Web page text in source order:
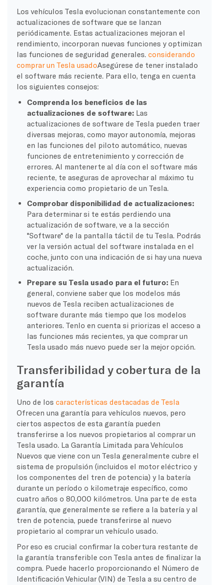
Los vehículos Tesla evolucionan constantemente con
actualizaciones de software que se lanzan
periódicamente. Estas actualizaciones mejoran el
rendimiento, incorporan nuevas funciones y optimizan
las funciones de seguridad generales. considerando
comprar un Tesla usadoAsegúrese de tener instalado
el software más reciente. Para ello, tenga en cuenta
los siguientes consejos:
Comprenda los beneficios de las
actualizaciones de software: Las
actualizaciones de software de Tesla pueden traer
diversas mejoras, como mayor autonomía, mejoras
en las funciones del piloto automático, nuevas
funciones de entretenimiento y corrección de
errores. Al mantenerte al día con el software más
reciente, te aseguras de aprovechar al máximo tu
experiencia como propietario de un Tesla.
Comprobar disponibilidad de actualizaciones:
Para determinar si te estás perdiendo una
actualización de software, ve a la sección
"Software" de la pantalla táctil de tu Tesla. Podrás
ver la versión actual del software instalada en el
coche, junto con una indicación de si hay una nueva
actualización.
Prepare su Tesla usado para el futuro: En
general, conviene saber que los modelos más
nuevos de Tesla reciben actualizaciones de
software durante más tiempo que los modelos
anteriores. Tenlo en cuenta si priorizas el acceso a
las funciones más recientes, ya que comprar un
Tesla usado más nuevo puede ser la mejor opción.
Transferibilidad y cobertura de la
garantía
Uno de los características destacadas de Tesla
Ofrecen una garantía para vehículos nuevos, pero
ciertos aspectos de esta garantía pueden
transferirse a los nuevos propietarios al comprar un
Tesla usado. La Garantía Limitada para Vehículos
Nuevos que viene con un Tesla generalmente cubre el
sistema de propulsión (incluidos el motor eléctrico y
los componentes del tren de potencia) y la batería
durante un período o kilometraje específico, como
cuatro años o 80,000 kilómetros. Una parte de esta
garantía, que generalmente se refiere a la batería y al
tren de potencia, puede transferirse al nuevo
propietario al comprar un vehículo usado.
Por eso es crucial confirmar la cobertura restante de
la garantía transferible con Tesla antes de finalizar la
compra. Puede hacerlo proporcionando el Número de
Identificación Vehicular (VIN) de Tesla a su centro de